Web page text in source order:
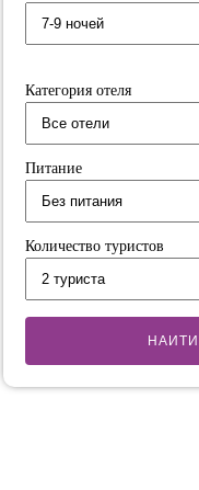
Категория отеля
Питание
Количество туристов
НАИТИ